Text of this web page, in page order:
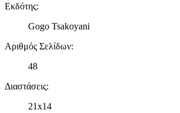
Εκδότης:
Gogo Tsakoyani
Αριθμός Σελίδων:
48
Διαστάσεις:
21x14